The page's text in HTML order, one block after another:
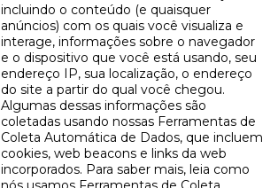
incluindo o conteúdo (e quaisquer
anúncios) com os quais você visualiza e
interage, informações sobre o navegador
e o dispositivo que você está usando, seu
endereço IP, sua localização, o endereço
do site a partir do qual você chegou.
Algumas dessas informações são
coletadas usando nossas Ferramentas de
Coleta Automática de Dados, que incluem
cookies, web beacons e links da web
incorporados. Para saber mais, leia como